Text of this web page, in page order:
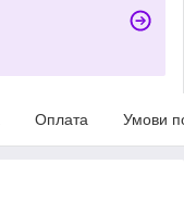
Оплата Умови